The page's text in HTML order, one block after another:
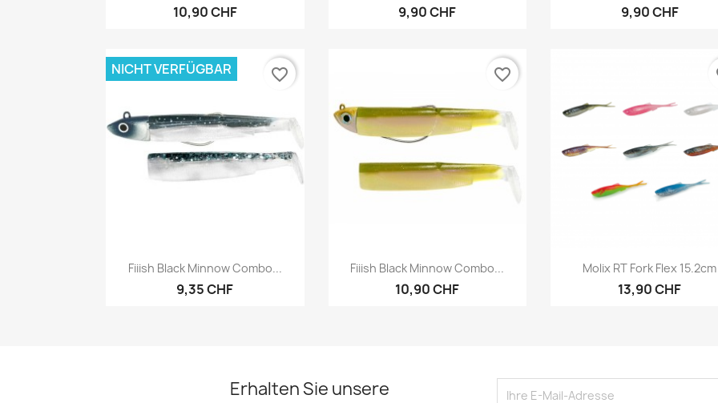
10,90 CHF 9,90 CHF 9,90 CHF
Vorschau
Fiiish Black Minnow Combo...
9,35 CHF
NICHT VERFÜGBAR favorite_border
Vorschau
Fiiish Black Minnow Combo...
10,90 CHF
favorite_border
Vorschau
Molix RT Fork Flex 15.2cm
13,90 CHF
Erhalten Sie unsere